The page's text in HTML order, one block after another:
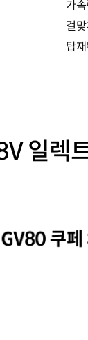
가
걸
탑
일렉